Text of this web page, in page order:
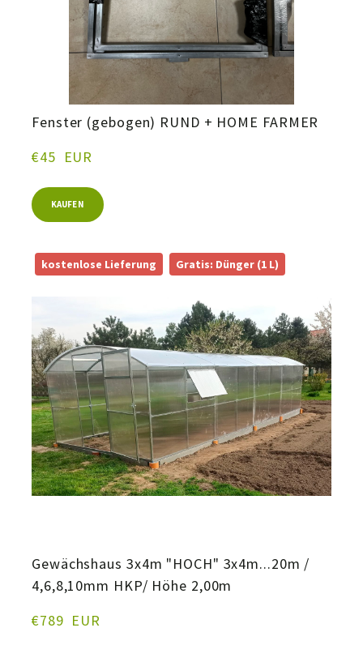
Fenster (gebogen) RUND + HOME FARMER
€45  EUR
KAUFEN
kostenlose Lieferung Gratis: Dünger (1 L)
Gewächshaus 3x4m "HOCH" 3x4m...20m /
4,6,8,10mm HKP/ Höhe 2,00m
€789  EUR